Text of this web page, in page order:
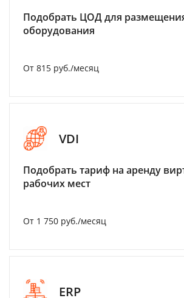
Подобрать ЦОД для
оборудования
От 815 руб./месяц
VDI
Подобрать тариф на аренду
рабочих мест
От 1 750 руб./месяц
ERP